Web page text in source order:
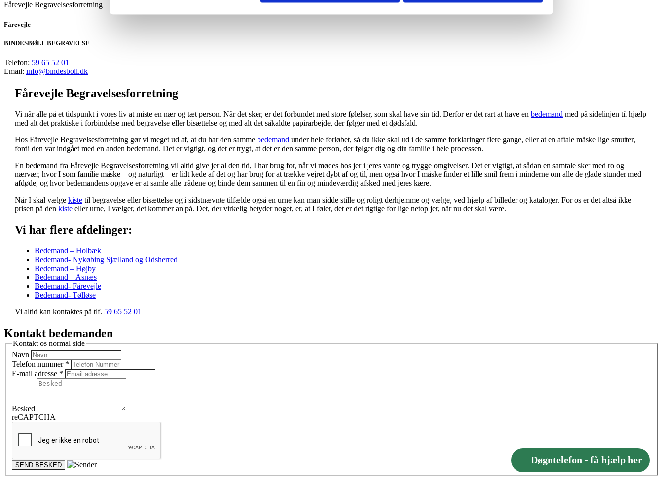
Fårevejle Begravelsesforretning
Fårevejle
BINDESBØLL BEGRAVELSE
Telefon: 59 65 52 01
Email: info@bindesboll.dk
Fårevejle Begravelsesforretning
Vi når alle på et tidspunkt i vores liv at miste en nær og tæt person. Når det sker, er det forbundet med store følelser, som skal have sin tid. Derfor er det rart at have en bedemand med på sidelinjen til hjælp
med alt det praktiske i forbindelse med begravelse eller bisættelse og med alt det såkaldte papirarbejde, der følger med et dødsfald.
Hos Fårevejle Begravelsesforretning gør vi meget ud af, at du har den samme bedemand under hele forløbet, så du ikke skal ud i de samme forklaringer flere gange, eller at en aftale måske lige smutter,
fordi den var indgået med en anden bedemand. Det er vigtigt, og det er trygt, at det er den samme person, der følger dig og din familie i hele processen.
En bedemand fra Fårevejle Begravelsesforretning vil altid give jer al den tid, I har brug for, når vi mødes hos jer i jeres vante og trygge omgivelser. Det er vigtigt, at sådan en samtale sker med ro og
nærvær, hvor I som familie måske – og naturligt – er lidt kede af det og har brug for at trække vejret dybt af og til, men også hvor I måske finder et lille smil frem i minderne om alle de glade stunder med
afdøde, og hvor bedemandens opgave er at samle alle trådene og binde dem sammen til en fin og mindeværdig afsked med jeres kære.
Når I skal vælge kiste til begravelse eller bisættelse og i sidstnævnte tilfælde også en urne kan man sidde stille og roligt derhjemme og vælge, ved hjælp af billeder og kataloger. For os er det altså ikke
prisen på den kiste eller urne, I vælger, det kommer an på. Det, der virkelig betyder noget, er, at I føler, det er det rigtige for lige netop jer, når nu det skal være.
Vi har flere afdelinger:
Bedemand – Holbæk
Bedemand- Nykøbing Sjælland og Odsherred
Bedemand – Højby
Bedemand – Asnæs
Bedemand- Fårevejle
Bedemand- Tølløse
Vi altid kan kontaktes på tlf. 59 65 52 01
Kontakt bedemanden
Kontakt os normal side
Navn
Telefon nummer *
E-mail adresse *
Besked
reCAPTCHA
Døgntelefon - få hjælp her